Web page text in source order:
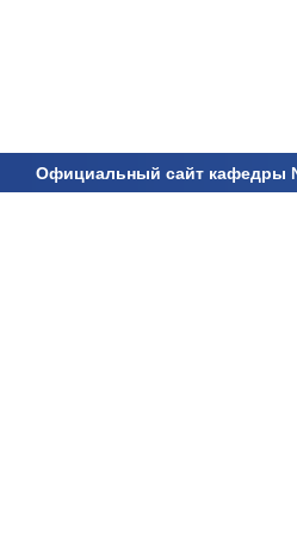
Официальный сайт кафедры